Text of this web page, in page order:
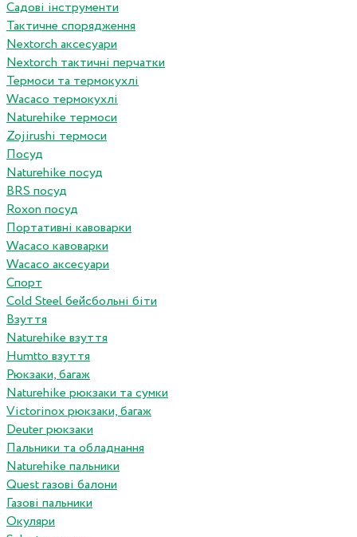
Садові інструменти
Тактичне спорядження
Nextorch аксесуари
Nextorch тактичні перчатки
Термоси та термокухлі
Wacaco термокухлі
Naturehike термоси
Zojirushi термоси
Посуд
Naturehike посуд
BRS посуд
Roxon посуд
Портативні кавоварки
Wacaco кавоварки
Wacaco аксесуари
Спорт
Cold Steel бейсбольні біти
Взуття
Naturehike взуття
Humtto взуття
Рюкзаки, багаж
Naturehike рюкзаки та сумки
Victorinox рюкзаки, багаж
Deuter рюкзаки
Пальники та обладнання
Naturehike пальники
Quest газові балони
Газові пальники
Окуляри